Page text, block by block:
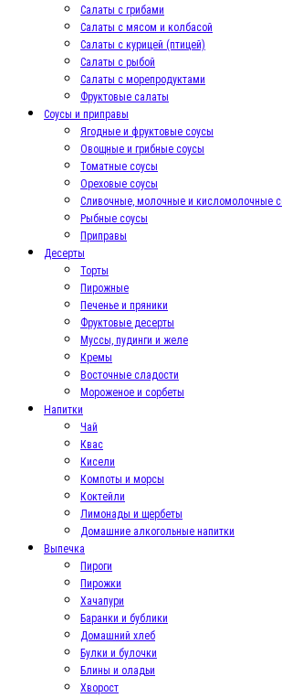
Салаты с грибами
Салаты с мясом и колбасой
Салаты с курицей (птицей)
Салаты с рыбой
Салаты с морепродуктами
Фруктовые салаты
Соусы и приправы
Ягодные и фруктовые соусы
Овощные и грибные соусы
Томатные соусы
Ореховые соусы
Сливочные, молочные и кисломолочные
Рыбные соусы
Приправы
Десерты
Торты
Пирожные
Печенье и пряники
Фруктовые десерты
Муссы, пудинги и желе
Кремы
Восточные сладости
Мороженое и сорбеты
Напитки
Чай
Квас
Кисели
Компоты и морсы
Коктейли
Лимонады и щербеты
Домашние алкогольные напитки
Выпечка
Пироги
Пирожки
Хачапури
Баранки и бублики
Домашний хлеб
Булки и булочки
Блины и оладьи
Хворост